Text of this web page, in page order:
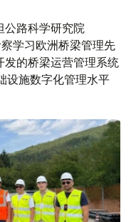
公路科学研究院
学习欧洲桥梁管理先
发的桥梁运营管理系统
设施数字化管理水平